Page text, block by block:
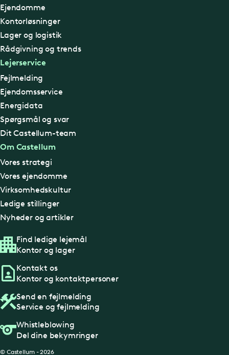
Ejendomme
Kontorløsninger
Lager og logistik
Rådgivning og trends
Lejerservice
Fejlmelding
Ejendomsservice
Energidata
Spørgsmål og svar
Dit Castellum-team
Om Castellum
Vores strategi
Vores ejendomme
Virksomhedskultur
Ledige stillinger
Nyheder og artikler
Find ledige lejemål
Kontor og lager
Kontakt os
Kontor og kontaktpersoner
Send en fejlmelding
Service og fejlmelding
Whistleblowing
Del dine bekymringer
© Castellum - 2026